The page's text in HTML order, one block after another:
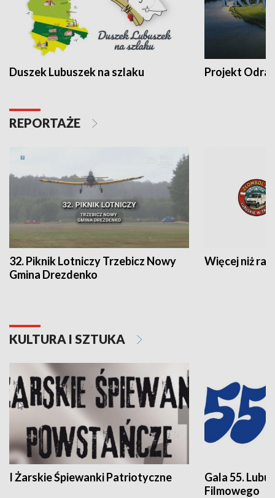
Duszek Lubuszek na szlaku Projekt Odra
REPORTAŻE
32. Piknik Lotniczy Trzebicz Nowy
Gmina Drezdenko
Więcej niż rajd
KULTURA I SZTUKA
I Żarskie Śpiewanki Patriotyczne
Gala 55.
Filmowego